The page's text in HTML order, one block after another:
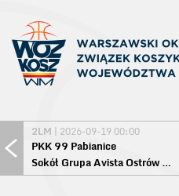
2LM | 2026-09-19 00:00
PKK 99 Pabianice
Sokół Grupa Avista Ostrów Maz.